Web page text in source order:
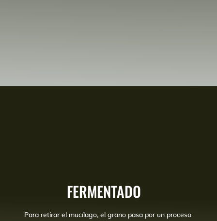
FERMENTADO
Para retirar el mucílago, el grano pasa por un proceso